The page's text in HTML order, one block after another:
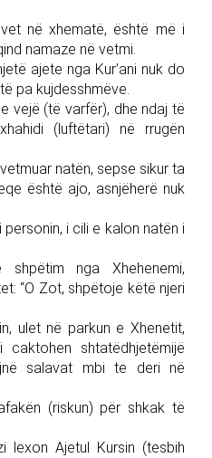
në xhematë, është më i
namaze në vetmi.
ajete nga Kur’ani nuk do
pa kujdesshmëve.
vejë (të varfër), dhe ndaj të
(luftëtari) në rrugën
natën, sepse sikur ta
është ajo, asnjëherë nuk
i cili e kalon natën i
nga Xhehenemi,
“O Zot, shpëtoje këtë njeri
ulet në parkun e Xhenetit,
shtatëdhjetëmijë
salavat mbi te deri në
(riskun) për shkak të
lexon Ajetul Kursin (tesbih